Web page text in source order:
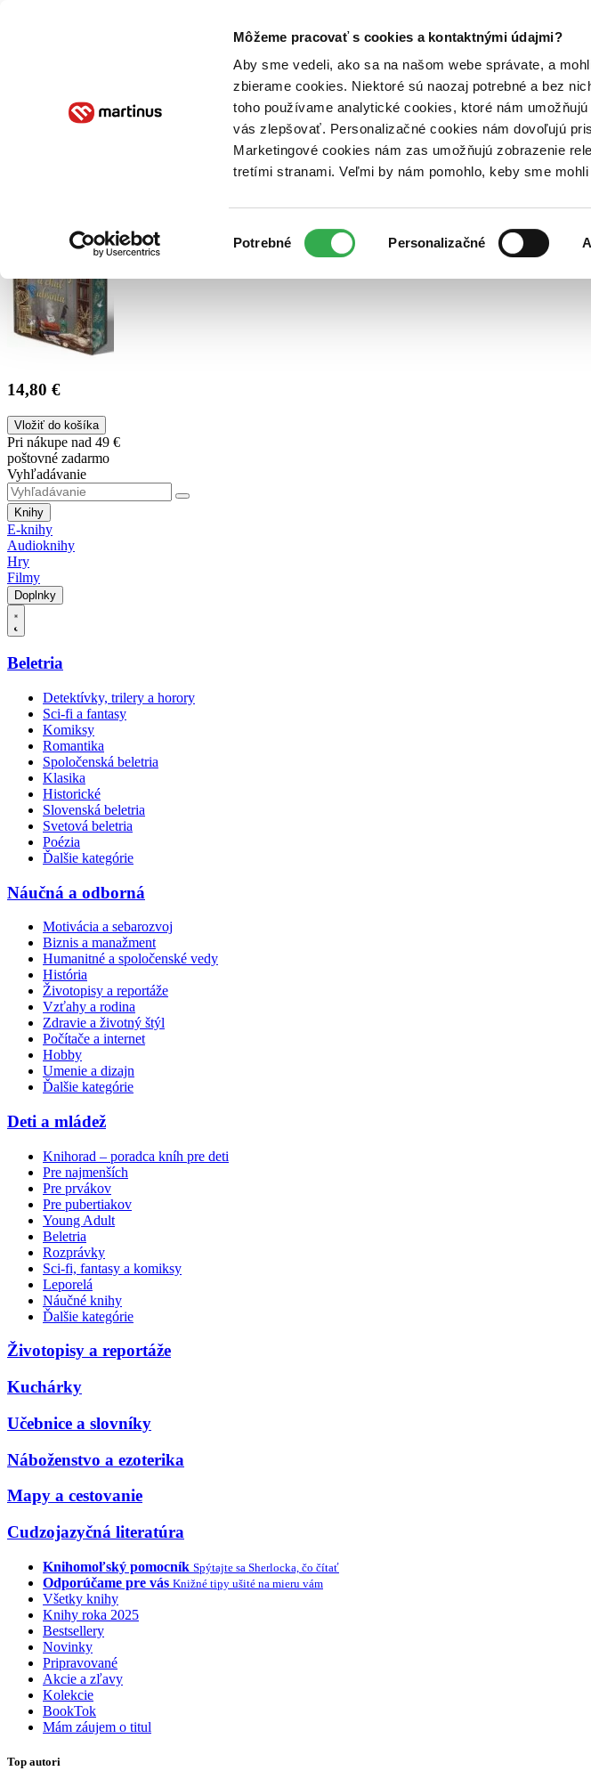
Môžeme pracovať s cookies a kontaktnými údajmi?
Aby sme vedeli, ako sa na našom webe správate, a
zbierame cookies. Niektoré sú naozaj potrebné a bez
toho používame analytické cookies, ktoré nám
vás zlepšovať. Personalizačné cookies nám dovoľujú
Marketingové cookies nám zas umožňujú zobrazenie
tretími stranami. Veľmi by nám pomohlo, keby sme
súhlasu
Potrebné Personalizačné
Poukážky Kontakt
14,80 €
Vložiť do košíka
Pri nákupe nad 49 €
poštovné zadarmo
Vyhľadávanie
Knihy
E-knihy
Audioknihy
Hry
Filmy
Doplnky
Beletria
Detektívky, trilery a horory
Sci-fi a fantasy
Komiksy
Romantika
Spoločenská beletria
Klasika
Historické
Slovenská beletria
Svetová beletria
Poézia
Ďalšie kategórie
Náučná a odborná
Motivácia a sebarozvoj
Biznis a manažment
Humanitné a spoločenské vedy
História
Životopisy a reportáže
Vzťahy a rodina
Zdravie a životný štýl
Počítače a internet
Hobby
Umenie a dizajn
Ďalšie kategórie
Deti a mládež
Knihorad – poradca kníh pre deti
Pre najmenších
Pre prvákov
Pre pubertiakov
Young Adult
Beletria
Rozprávky
Sci-fi, fantasy a komiksy
Leporelá
Náučné knihy
Ďalšie kategórie
Životopisy a reportáže
Kuchárky
Učebnice a slovníky
Náboženstvo a ezoterika
Mapy a cestovanie
Cudzojazyčná literatúra
Knihomoľský pomocník Spýtajte sa Sherlocka, čo čítať
Odporúčame pre vás Knižné tipy ušité na mieru vám
Všetky knihy
Knihy roka 2025
Bestsellery
Novinky
Pripravované
Akcie a zľavy
Kolekcie
BookTok
Mám záujem o titul
Top autori